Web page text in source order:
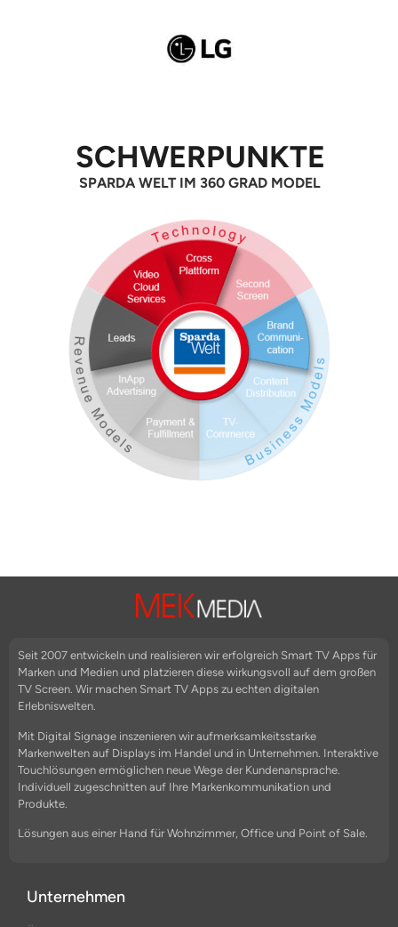
SCHWERPUNKTE
SPARDA WELT IM 360 GRAD MODEL
Seit 2007 entwickeln und realisieren wir erfolgreich Smart TV Apps für
Marken und Medien und platzieren diese wirkungsvoll auf dem großen
TV Screen. Wir machen Smart TV Apps zu echten digitalen
Erlebniswelten.
Mit Digital Signage inszenieren wir aufmerksamkeitsstarke
Markenwelten auf Displays im Handel und in Unternehmen. Interaktive
Touchlösungen ermöglichen neue Wege der Kundenansprache.
Individuell zugeschnitten auf Ihre Markenkommunikation und
Produkte.
Lösungen aus einer Hand für Wohnzimmer, Office und Point of Sale.
Unternehmen